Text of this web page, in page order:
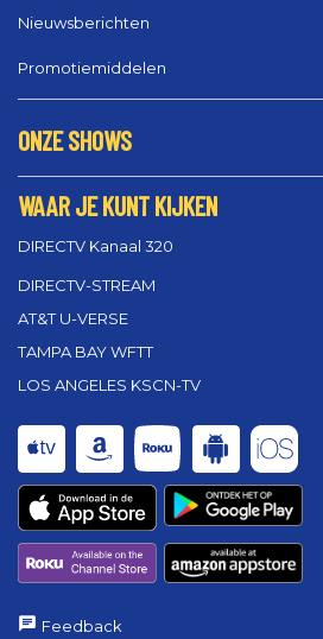
Nieuwsberichten
Promotiemiddelen
ONZE SHOWS
WAAR JE KUNT KIJKEN
DIRECTV Kanaal 320
DIRECTV-STREAM
AT&T U-VERSE
TAMPA BAY WFTT
LOS ANGELES KSCN-TV
Feedback